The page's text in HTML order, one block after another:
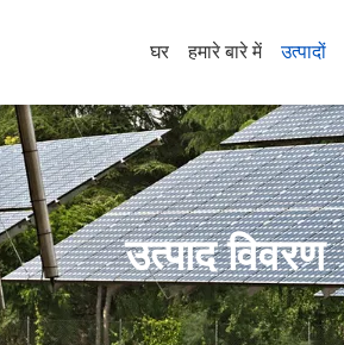
घर हमारे बारे में उत्पादों
उत्पाद विवरण